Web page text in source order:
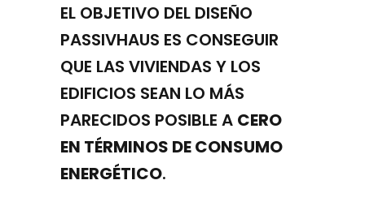
EL OBJETIVO DEL DISEÑO
PASSIVHAUS ES CONSEGUIR
QUE LAS VIVIENDAS Y LOS
EDIFICIOS SEAN LO MÁS
PARECIDOS POSIBLE A CERO
EN TÉRMINOS DE CONSUMO
ENERGÉTICO.